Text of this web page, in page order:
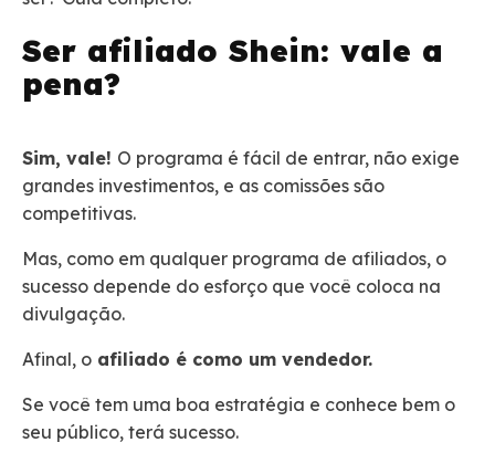
Ser afiliado Shein: vale a
pena?
Sim, vale! O programa é fácil de entrar, não exige
grandes investimentos, e as comissões são
competitivas.
Mas, como em qualquer programa de afiliados, o
sucesso depende do esforço que você coloca na
divulgação.
Afinal, o afiliado é como um vendedor.
Se você tem uma boa estratégia e conhece bem o
seu público, terá sucesso.